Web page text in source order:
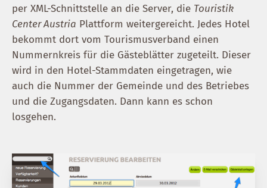
per XML-Schnittstelle an die Server, die Touristik
Center Austria Plattform weitergereicht. Jedes Hotel
bekommt dort vom Tourismusverband einen
Nummernkreis für die Gästeblätter zugeteilt. Dieser
wird in den Hotel-Stammdaten eingetragen, wie
auch die Nummer der Gemeinde und des Betriebes
und die Zugangsdaten. Dann kann es schon
losgehen.